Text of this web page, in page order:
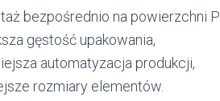
bezpośrednio na powierzchni
gęstość upakowania,
automatyzacja produkcji,
rozmiary elementów.